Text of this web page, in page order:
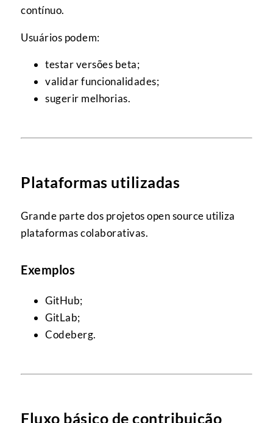
contínuo.
Usuários podem:
testar versões beta;
validar funcionalidades;
sugerir melhorias.
Plataformas utilizadas
Grande parte dos projetos open source utiliza
plataformas colaborativas.
Exemplos
GitHub;
GitLab;
Codeberg.
Fluxo básico de contribuição